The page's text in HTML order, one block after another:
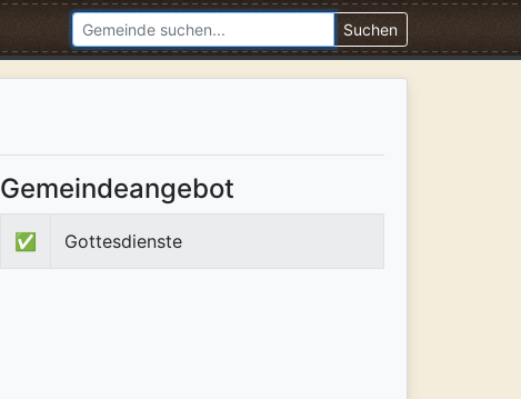
Suchen
Gemeindeangebot
✅ Gottesdienste